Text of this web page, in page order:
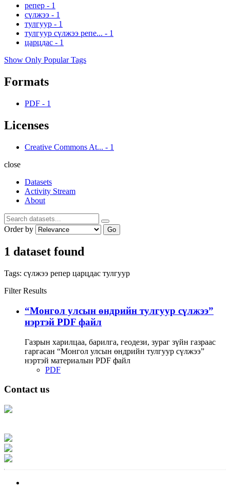
репер - 1
сүлжээ - 1
тулгуур - 1
тулгуур сүлжээ репе... - 1
царцдас - 1
Show Only Popular Tags
Formats
PDF - 1
Licenses
Creative Commons At... - 1
close
Datasets
Activity Stream
About
Order by Go
1 dataset found
Tags: сүлжээ репер царцдас тулгуур
Filter Results
“Монгол улсын өндрийн тулгуур сүлжээ”
нэртэй PDF файл
Газрын харилцаа, барилга, геодези, зураг зүйн газраас
гаргасан “Монгол улсын өндрийн тулгуур сүлжээ”
нэртэй материалын PDF файл
PDF
Contact us